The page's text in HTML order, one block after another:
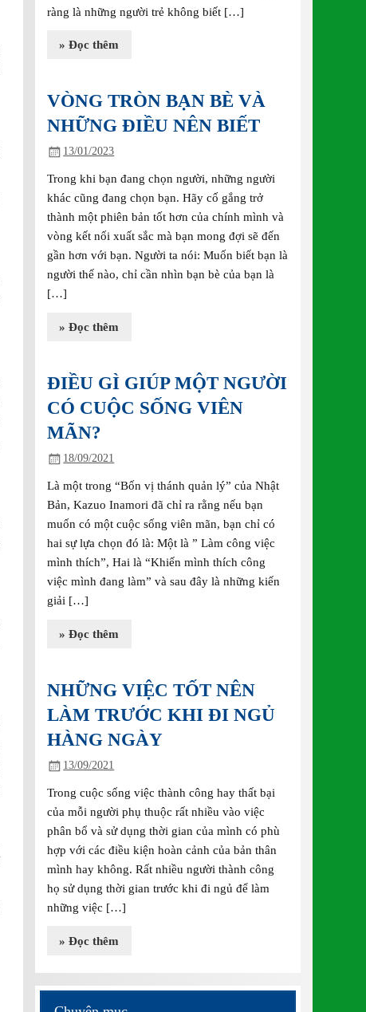
ràng là những người trẻ không biết […]
» Đọc thêm
VÒNG TRÒN BẠN BÈ VÀ
NHỮNG ĐIỀU NÊN BIẾT
13/01/2023
Trong khi bạn đang chọn người, những người
khác cũng đang chọn bạn. Hãy cố gắng trở
thành một phiên bản tốt hơn của chính mình và
vòng kết nối xuất sắc mà bạn mong đợi sẽ đến
gần hơn với bạn. Người ta nói: Muốn biết bạn là
người thế nào, chỉ cần nhìn bạn bè của bạn là
[…]
» Đọc thêm
ĐIỀU GÌ GIÚP MỘT NGƯỜI
CÓ CUỘC SỐNG VIÊN
MÃN?
18/09/2021
Là một trong “Bốn vị thánh quản lý” của Nhật
Bản, Kazuo Inamori đã chỉ ra rằng nếu bạn
muốn có một cuộc sống viên mãn, bạn chỉ có
hai sự lựa chọn đó là: Một là ” Làm công việc
mình thích”, Hai là “Khiến mình thích công
việc mình đang làm” và sau đây là những kiến
giải […]
» Đọc thêm
NHỮNG VIỆC TỐT NÊN
LÀM TRƯỚC KHI ĐI NGỦ
HÀNG NGÀY
13/09/2021
Trong cuộc sống việc thành công hay thất bại
của mỗi người phụ thuộc rất nhiều vào việc
phân bổ và sử dụng thời gian của mình có phù
hợp với các điều kiện hoàn cảnh của bản thân
mình hay không. Rất nhiều người thành công
họ sử dụng thời gian trước khi đi ngủ để làm
những việc […]
» Đọc thêm